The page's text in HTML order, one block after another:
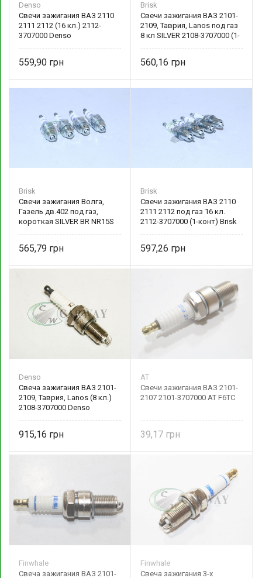
Denso
Свечи зажигания ВАЗ 2110
2111 2112 (16 кл.) 2112-
3707000 Denso
559,90
Brisk
Свечи зажигания ВАЗ 2101-
2109, Таврия, Lanos под газ
8 кл SILVER 2108-3707000 (1-
560,16
Brisk
Свечи зажигания Волга,
Газель дв.402 под газ,
короткая SILVER BR NR15S
565,79
Brisk
Свечи зажигания ВАЗ 2110
2111 2112 под газ 16 кл.
2112-3707000 (1-конт) Brisk
597,26
Denso
Свеча зажигания ВАЗ 2101-
2109, Таврия, Lanos (8 кл.)
2108-3707000 Denso
915,16
AT
Свечи зажигания ВАЗ 2101-
2107 2101-3707000 AT F6TC
39,17
Finwhale
Свеча зажигания ВАЗ 2101-
Finwhale
Свеча зажигания 3-х